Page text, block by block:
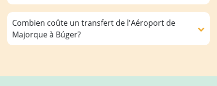
Combien coûte un transfert de l'Aéroport de
Majorque à Búger?